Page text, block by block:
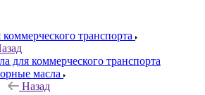
транспорта
для коммерческого транспорта
масла
Назад